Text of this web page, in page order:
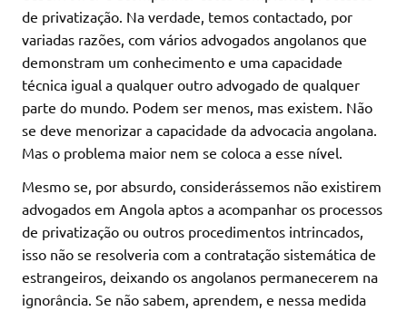
de privatização. Na verdade, temos contactado, por
variadas razões, com vários advogados angolanos que
demonstram um conhecimento e uma capacidade
técnica igual a qualquer outro advogado de qualquer
parte do mundo. Podem ser menos, mas existem. Não
se deve menorizar a capacidade da advocacia angolana.
Mas o problema maior nem se coloca a esse nível.
Mesmo se, por absurdo, considerássemos não existirem
advogados em Angola aptos a acompanhar os processos
de privatização ou outros procedimentos intrincados,
isso não se resolveria com a contratação sistemática de
estrangeiros, deixando os angolanos permanecerem na
ignorância. Se não sabem, aprendem, e nessa medida